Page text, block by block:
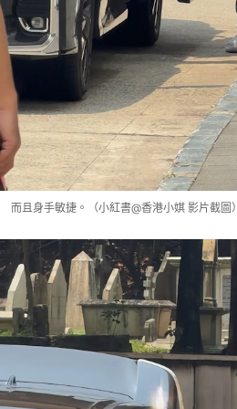
而且身手敏捷。（小紅書@香港小娸 影片截圖）